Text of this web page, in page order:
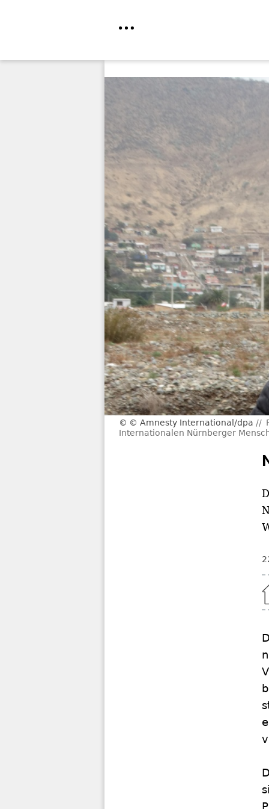
© Amnesty International/dpa
Internationalen Nürnberger